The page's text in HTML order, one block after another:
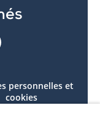
personnelles et
cookies